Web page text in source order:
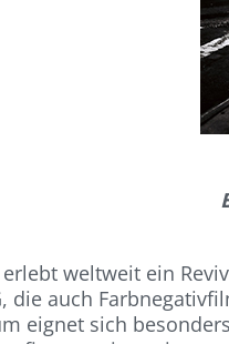
weltweit ein
die auch
eignet sich